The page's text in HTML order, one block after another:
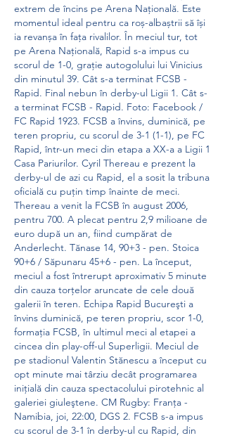
extrem de încins pe Arena Națională. Este
momentul ideal pentru ca roș-albaștrii să își
ia revanșa în fața rivalilor. În meciul tur, tot
pe Arena Națională, Rapid s-a impus cu
scorul de 1-0, grație autogolului lui Vinicius
din minutul 39. Cât s-a terminat FCSB -
Rapid. Final nebun în derby-ul Ligii 1. Cât s-
a terminat FCSB - Rapid. Foto: Facebook /
FC Rapid 1923. FCSB a învins, duminică, pe
teren propriu, cu scorul de 3-1 (1-1), pe FC
Rapid, într-un meci din etapa a XX-a a Ligii 1
Casa Pariurilor. Cyril Thereau e prezent la
derby-ul de azi cu Rapid, el a sosit la tribuna
oficială cu puțin timp înainte de meci.
Thereau a venit la FCSB în august 2006,
pentru 700. A plecat pentru 2,9 milioane de
euro după un an, fiind cumpărat de
Anderlecht. Tănase 14, 90+3 - pen. Stoica
90+6 / Săpunaru 45+6 - pen. La început,
meciul a fost întrerupt aproximativ 5 minute
din cauza torțelor aruncate de cele două
galerii în teren. Echipa Rapid Bucureşti a
învins duminică, pe teren propriu, scor 1-0,
formaţia FCSB, în ultimul meci al etapei a
cincea din play-off-ul Superligii. Meciul de
pe stadionul Valentin Stănescu a început cu
opt minute mai târziu decât programarea
iniţială din cauza spectacolului pirotehnic al
galeriei giuleştene. CM Rugby: Franța -
Namibia, joi, 22:00, DGS 2. FCSB s-a impus
cu scorul de 3-1 în derby-ul cu Rapid, din